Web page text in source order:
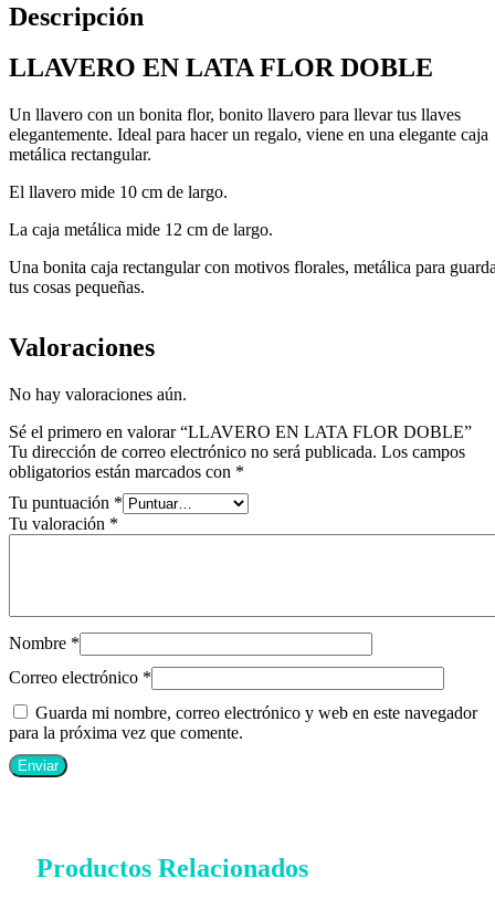
Descripción
LLAVERO EN LATA FLOR DOBLE
Un llavero con un bonita flor, bonito llavero para llevar tus llaves
elegantemente. Ideal para hacer un regalo, viene en una elegante caja
metálica rectangular.
El llavero mide 10 cm de largo.
La caja metálica mide 12 cm de largo.
Una bonita caja rectangular con motivos florales, metálica para
tus cosas pequeñas.
Valoraciones
No hay valoraciones aún.
Sé el primero en valorar “LLAVERO EN LATA FLOR DOBLE”
Tu dirección de correo electrónico no será publicada. Los campos
obligatorios están marcados con *
Tu puntuación *
Tu valoración *
Nombre *
Correo electrónico *
Guarda mi nombre, correo electrónico y web en este navegador
para la próxima vez que comente.
Productos Relacionados